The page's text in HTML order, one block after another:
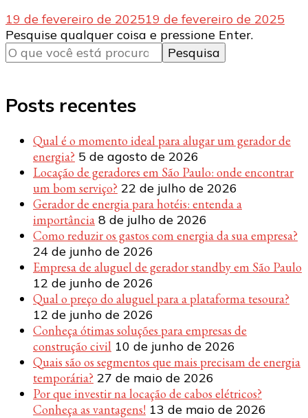
19 de fevereiro de 202519 de fevereiro de 2025
Procurando
algo?
Pesquise qualquer coisa e pressione Enter.
Posts recentes
Qual é o momento ideal para alugar um gerador de
energia? 5 de agosto de 2026
Locação de geradores em São Paulo: onde encontrar
um bom serviço? 22 de julho de 2026
Gerador de energia para hotéis: entenda a
importância 8 de julho de 2026
Como reduzir os gastos com energia da sua empresa?
24 de junho de 2026
Empresa de aluguel de gerador standby em São Paulo
12 de junho de 2026
Qual o preço do aluguel para a plataforma tesoura?
12 de junho de 2026
Conheça ótimas soluções para empresas de
construção civil 10 de junho de 2026
Quais são os segmentos que mais precisam de energia
temporária? 27 de maio de 2026
Por que investir na locação de cabos elétricos?
Conheça as vantagens! 13 de maio de 2026